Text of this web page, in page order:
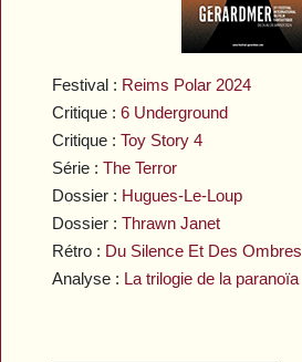
Festival : Reims Polar 2024
Critique :6 Underground
Critique :Toy Story 4
Série :The Terror
Dossier : Hugues-Le-Loup
Dossier :Thrawn Janet
Rétro : Du Silence Et Des Ombres
Analyse : La trilogie de la paranoïa